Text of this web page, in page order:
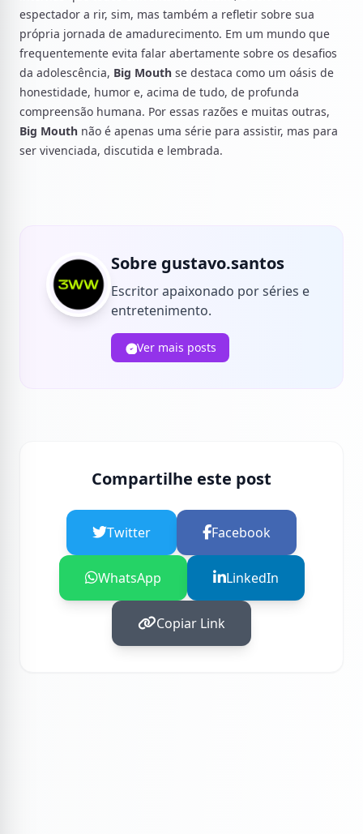
espectador a rir, sim, mas também a refletir sobre sua
própria jornada de amadurecimento. Em um mundo que
frequentemente evita falar abertamente sobre os desafios
da adolescência, Big Mouth se destaca como um oásis de
honestidade, humor e, acima de tudo, de profunda
compreensão humana. Por essas razões e muitas outras,
Big Mouth não é apenas uma série para assistir, mas para
ser vivenciada, discutida e lembrada.
Sobre gustavo.santos
Escritor apaixonado por séries e
entretenimento.
Ver mais posts
Compartilhe este post
Twitter Facebook
WhatsApp LinkedIn
Copiar Link